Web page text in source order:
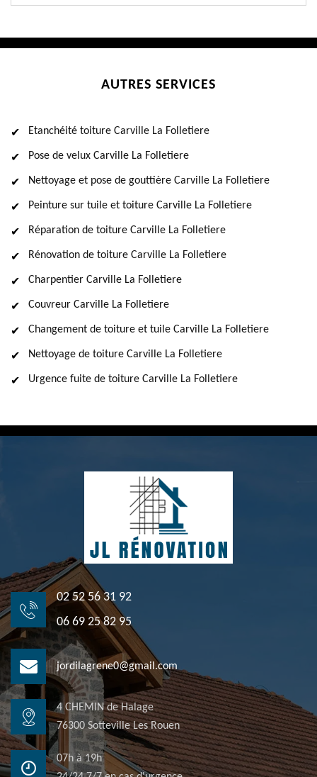
AUTRES SERVICES
Etanchéité toiture Carville La Folletiere
Pose de velux Carville La Folletiere
Nettoyage et pose de gouttière Carville La Folletiere
Peinture sur tuile et toiture Carville La Folletiere
Réparation de toiture Carville La Folletiere
Rénovation de toiture Carville La Folletiere
Charpentier Carville La Folletiere
Couvreur Carville La Folletiere
Changement de toiture et tuile Carville La Folletiere
Nettoyage de toiture Carville La Folletiere
Urgence fuite de toiture Carville La Folletiere
02 52 56 31 92
06 69 25 82 95
jordilagrene0@gmail.com
4 CHEMIN de Halage
76300 Sotteville Les Rouen
07h à 19h